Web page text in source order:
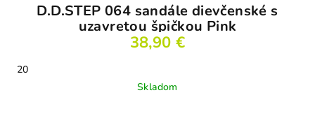
D.D.STEP 064 sandále dievčenské s
uzavretou špičkou Pink
38,90 €
20
Skladom